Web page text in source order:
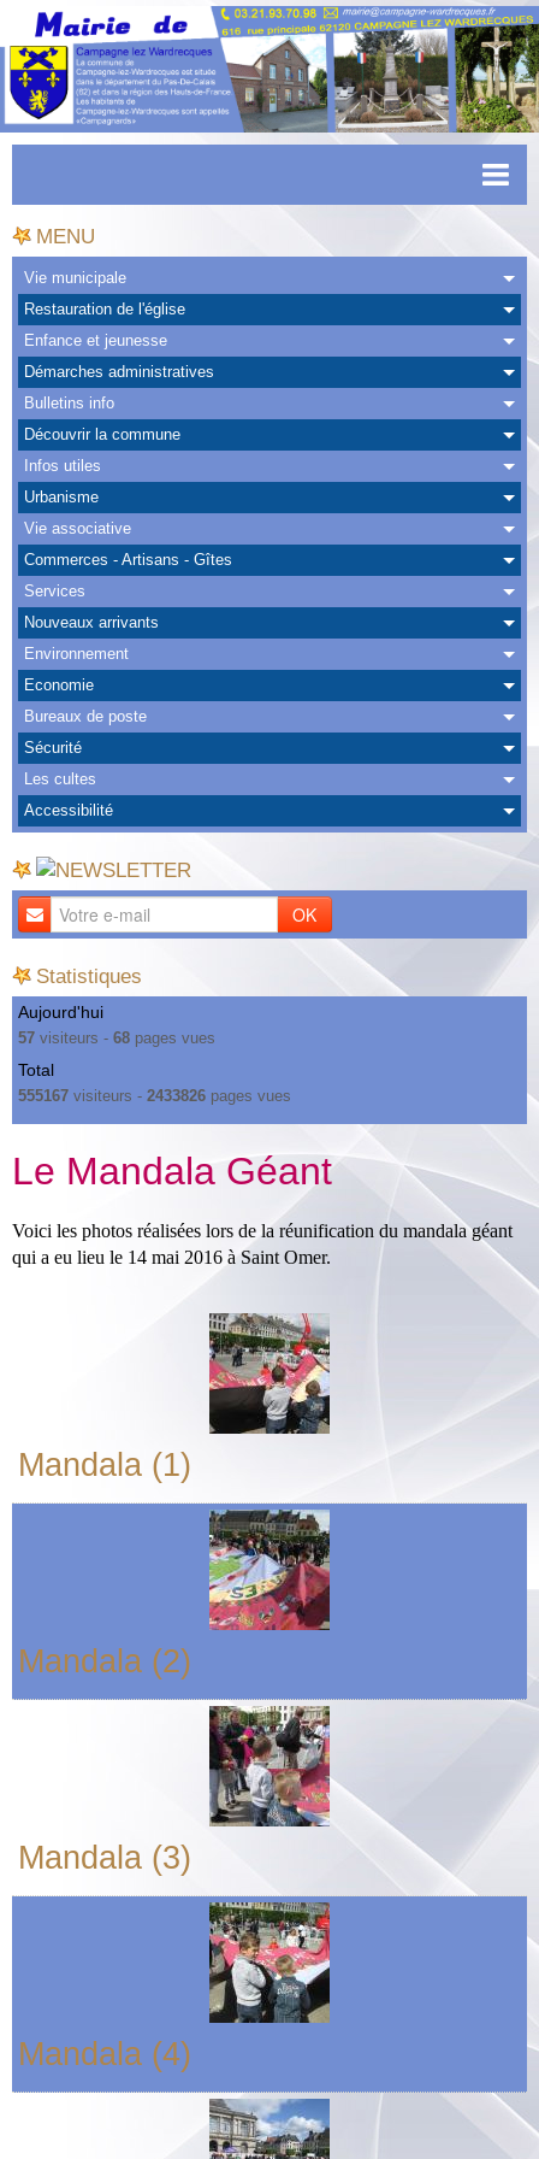
Accueil
Actualités
Facebook
CAPSO
Urbanisme
Transports
Agenda
Albums
Nous Contacter
MENU
Vie municipale
Restauration de l'église
Enfance et jeunesse
Démarches administratives
Bulletins info
Découvrir la commune
Infos utiles
Urbanisme
Vie associative
Commerces - Artisans - Gîtes
Services
Nouveaux arrivants
Environnement
Economie
Bureaux de poste
Sécurité
Les cultes
Accessibilité
OK
Statistiques
Aujourd'hui
57 visiteurs - 68 pages vues
Total
555167 visiteurs - 2433826 pages vues
Le Mandala Géant
Voici les photos réalisées lors de la réunification du mandala géant
qui a eu lieu le 14 mai 2016 à Saint Omer.
Mandala (1)
Mandala (2)
Mandala (3)
Mandala (4)